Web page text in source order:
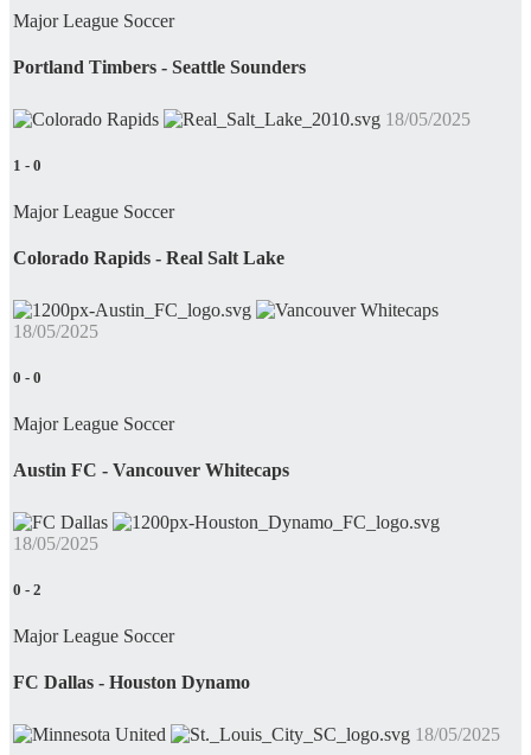
Major League Soccer
Portland Timbers - Seattle Sounders
18/05/2025
1 - 0
Major League Soccer
Colorado Rapids - Real Salt Lake
18/05/2025
0 - 0
Major League Soccer
Austin FC - Vancouver Whitecaps
18/05/2025
0 - 2
Major League Soccer
FC Dallas - Houston Dynamo
18/05/2025